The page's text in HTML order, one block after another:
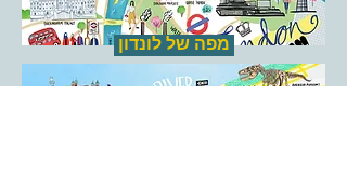
מפה של לונדון